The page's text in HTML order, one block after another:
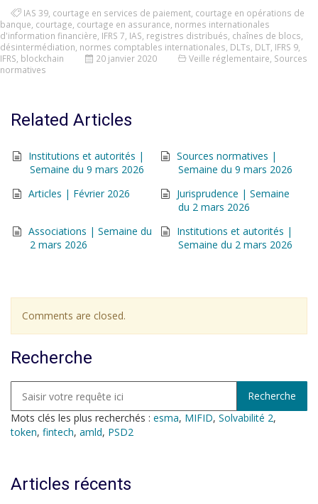
IAS 39 courtage en services de paiement courtage en opérations de
banque courtage courtage en assurance normes internationales
d'information financière IFRS 7 IAS registres distribués chaînes de blocs
désintermédiation normes comptables internationales DLTs DLT IFRS 9
IFRS blockchain 20 janvier 2020 Veille réglementaire Sources
normatives
Related Articles
Institutions et autorités |
Semaine du 9 mars 2026
Sources normatives |
Semaine du 9 mars 2026
Articles | Février 2026
Jurisprudence | Semaine
du 2 mars 2026
Associations | Semaine du
2 mars 2026
Institutions et autorités |
Semaine du 2 mars 2026
Comments are closed.
Recherche
Mots clés les plus recherchés : esma, MIFID, Solvabilité 2,
token, fintech, amld, PSD2
Articles récents